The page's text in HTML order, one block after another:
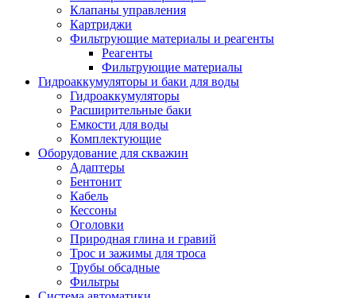
Клапаны управления
Картриджи
Фильтрующие материалы и реагенты
Реагенты
Фильтрующие материалы
Гидроаккумуляторы и баки для воды
Гидроаккумуляторы
Расширительные баки
Емкости для воды
Комплектующие
Оборудование для скважин
Адаптеры
Бентонит
Кабель
Кессоны
Оголовки
Природная глина и гравий
Трос и зажимы для троса
Трубы обсадные
Фильтры